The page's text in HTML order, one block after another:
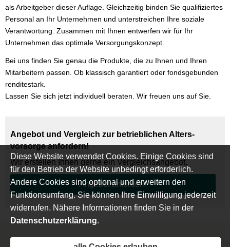
als Arbeitgeber dieser Auflage. Gleichzeitig binden Sie qualifiziertes
Personal an Ihr Unternehmen und unterstreichen Ihre soziale
Verantwortung. Zusammen mit Ihnen entwerfen wir für Ihr
Unternehmen das optimale Versorgungskonzept.
Bei uns finden Sie genau die Produkte, die zu Ihnen und Ihren
Mitarbeitern passen. Ob klassisch garantiert oder fondsgebunden
renditestark.
Lassen Sie sich jetzt individuell beraten. Wir freuen uns auf Sie.
Angebot und Vergleich zur betrieblichen Alters­
vorsorge anfordern!
Wir erstellen Ihnen gerne ein Vergleichsangebot.
An­ge­bot an­for­dern
Rechtliche Hinweise·Datenschutz
Diese Website verwendet Cookies. Einige Cookies sind
für den Betrieb der Website unbedingt erforderlich.
Andere Cookies sind optional und erweitern den
Funktionsumfang. Sie können Ihre Einwilligung jederzeit
widerrufen. Nähere Informationen finden Sie in der
Datenschutzerklärung.